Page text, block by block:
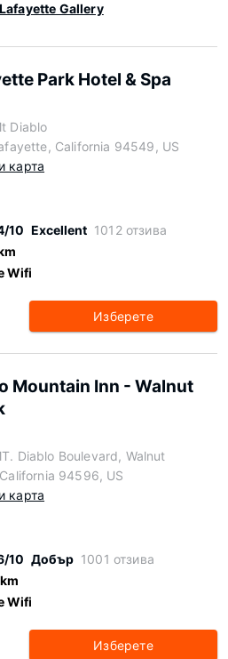
Gallery
Park Hotel & Spa
Diablo
California 94549, US
карта
10 Excellent 1012 отзива
Wifi
Изберете
Mountain Inn - Walnut
Diablo Boulevard, Walnut
94596, US
карта
10 Добър 1001 отзива
Wifi
Изберете